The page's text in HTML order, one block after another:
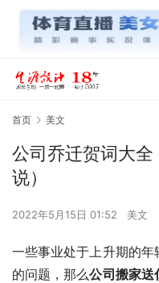
首页 美文
公司乔迁贺词大
说）
2022年5月15日 01:52 美文
一些事业处于上升期的
的问题，那么公司搬家送